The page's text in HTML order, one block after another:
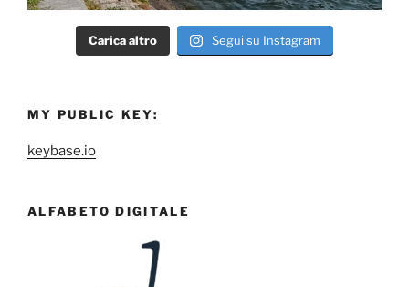
Carica altro Segui su Instagram
MY PUBLIC KEY:
keybase.io
ALFABETO DIGITALE